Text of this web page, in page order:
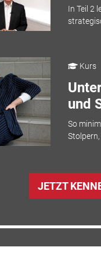
In Teil 2
Kurs
und
So
JETZT